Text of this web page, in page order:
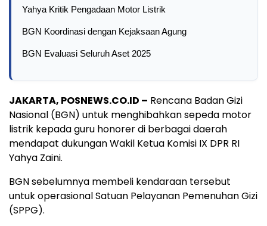
Yahya Kritik Pengadaan Motor Listrik
BGN Koordinasi dengan Kejaksaan Agung
BGN Evaluasi Seluruh Aset 2025
JAKARTA, POSNEWS.CO.ID – Rencana Badan Gizi
Nasional (BGN) untuk menghibahkan sepeda motor
listrik kepada guru honorer di berbagai daerah
mendapat dukungan Wakil Ketua Komisi IX DPR RI
Yahya Zaini.
BGN sebelumnya membeli kendaraan tersebut
untuk operasional Satuan Pelayanan Pemenuhan Gizi
(SPPG).